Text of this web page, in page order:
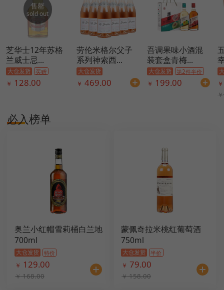
售罄
sold out
芝华士12年苏格
兰威士忌...
买赠
￥ 128.00
劳伦米格尔父子
系列神索西...
￥ 469.00
吾调果味小酒混
装套盒青梅...
第2件半价
￥ 199.00 ￥
￥
必入榜单
奥兰小红帽雪莉桶白兰地
700ml
特价
￥ 129.00
￥168.00
蒙佩奇拉米桃红葡萄酒
750ml
半价
￥ 79.00
￥158.00